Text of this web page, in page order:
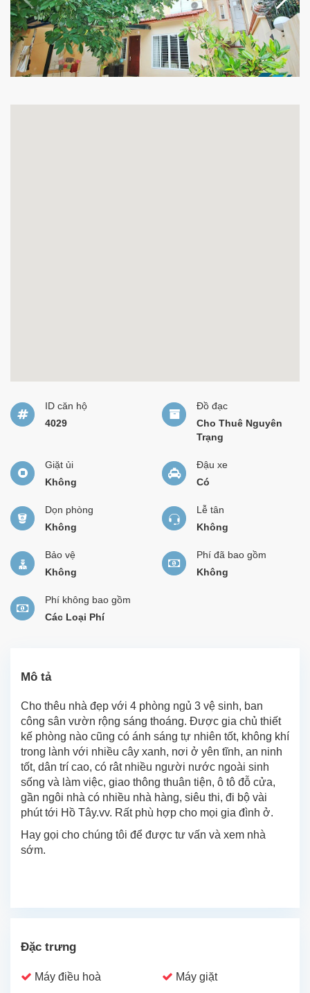
ID căn hộ
4029
Đồ đạc
Cho Thuê Nguyên
Trạng
Giặt ủi
Không
Đậu xe
Có
Dọn phòng
Không
Lễ tân
Không
Bảo vệ
Không
Phí đã bao gồm
Không
Phí không bao gồm
Các Loại Phí
Mô tả
Cho thêu nhà đẹp với 4 phòng ngủ 3 vệ sinh, ban
công sân vườn rộng sáng thoáng. Được gia chủ thiết
kế phòng nào cũng có ánh sáng tự nhiên tốt, không khí
trong lành với nhiều cây xanh, nơi ở yên tĩnh, an ninh
tốt, dân trí cao, có rât nhiều người nước ngoài sinh
sống và làm việc, giao thông thuân tiện, ô tô đỗ cửa,
gần ngôi nhà có nhiều nhà hàng, siêu thi, đi bộ vài
phút tới Hồ Tây.vv. Rất phù hợp cho mọi gia đình ở.
Hay gọi cho chúng tôi để được tư vấn và xem nhà
sớm.
Đặc trưng
Máy điều hoà Máy giặt